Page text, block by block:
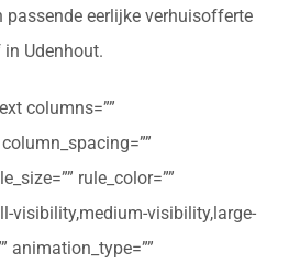
passende eerlijke verhuisofferte
Udenhout.
columns=””
rule_color=””
visibility,medium-visibility,large-
animation_type=””